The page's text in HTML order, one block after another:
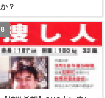
か？